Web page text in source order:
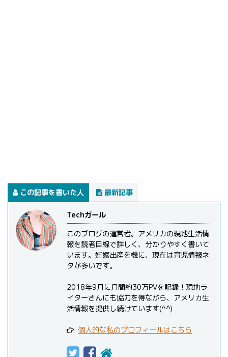
この記事を書いた人 最新記事
Techガール
このブログの運営者。アメリカの現地生活情
報を読者目線で詳しく、分かりやすく書いて
います。妊娠出産を機に、現在は育児情報ネ
タが多いです。
2018年9月に月間約30万PVを記録！現地ラ
イターさんにも協力を得ながら、アメリカ生
活情報を提供し続けています(^^)
個人的な私のプロフィールはこちら